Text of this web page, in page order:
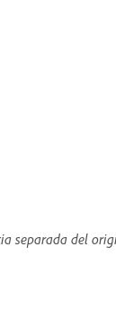
separada del